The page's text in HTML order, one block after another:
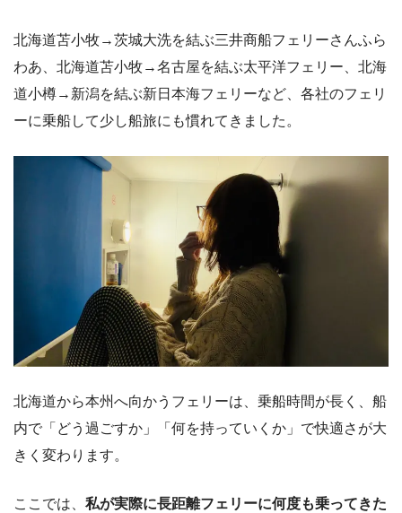
北海道苫小牧→茨城大洗を結ぶ三井商船フェリーさんふら
わあ、北海道苫小牧→名古屋を結ぶ太平洋フェリー、北海
道小樽→新潟を結ぶ新日本海フェリーなど、各社のフェリ
ーに乗船して少し船旅にも慣れてきました。
北海道から本州へ向かうフェリーは、乗船時間が長く、船
内で「どう過ごすか」「何を持っていくか」で快適さが大
きく変わります。
ここでは、 私が実際に長距離フェリーに何度も乗ってきた